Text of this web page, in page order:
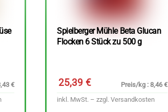
€
Spielberger Mühle Beta Glucan
Flocken 6 Stück zu 500 g
25,39 €
Preis/kg : 8,46 €
inkl. MwSt. – zzgl.Versandkosten